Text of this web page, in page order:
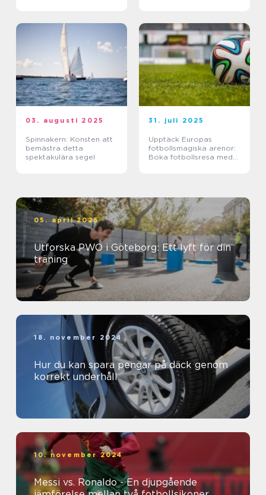
03. augusti 2025
Spinnakern: Konsten att
bemästra detta
spektakulära segel
31. juli 2025
Upptäck Europas
fotbollsmagiska arenor:
Boka fotbollsresa med
05. april 2025
Utforska PWO i Göteborg: Ett lyft för din
träning
18. november 2024
Hur du kan spara pengar på däck genom
korrekt underhåll
10. november 2024
Messi vs. Ronaldo - En djupgående